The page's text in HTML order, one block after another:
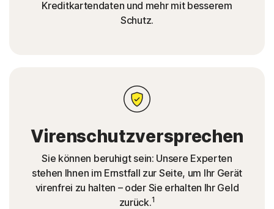
Kreditkartendaten und mehr mit besserem
Schutz.
Virenschutzversprechen
Sie können beruhigt sein: Unsere Experten
stehen Ihnen im Ernstfall zur Seite, um Ihr Gerät
virenfrei zu halten – oder Sie erhalten Ihr Geld
zurück.1